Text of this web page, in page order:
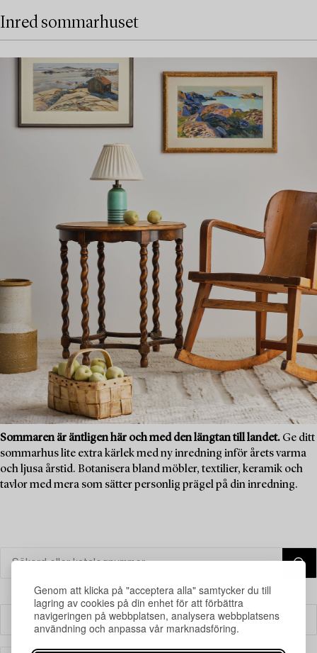
Genom att klicka på "acceptera alla" samtycker du till
lagring av cookies på din enhet för att förbättra
navigeringen på webbplatsen, analysera webbplatsens
användning och anpassa vår marknadsföring.
Inred sommarhuset
Sommaren är äntligen här och med den längtan till landet. Ge ditt
sommarhus lite extra kärlek med ny inredning inför årets varma
och ljusa årstid. Botanisera bland möbler, textilier, keramik och
tavlor med mera som sätter personlig prägel på din inredning.
Filter